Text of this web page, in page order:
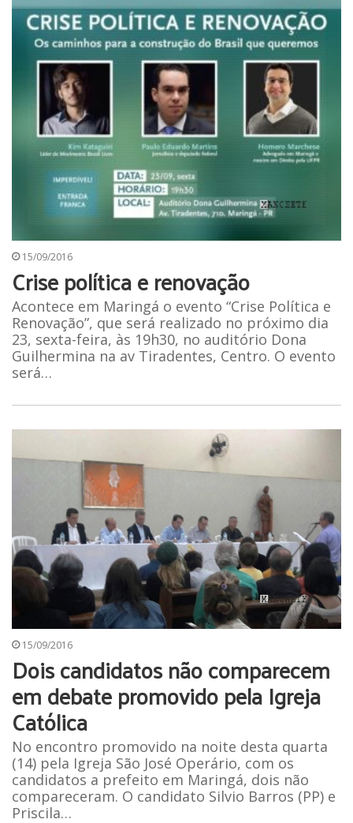
15/09/2016
Crise política e renovação
Acontece em Maringá o evento “Crise Política e
Renovação”, que será realizado no próximo dia
23, sexta-feira, às 19h30, no auditório Dona
Guilhermina na av Tiradentes, Centro. O evento
será…
15/09/2016
Dois candidatos não comparecem
em debate promovido pela Igreja
Católica
No encontro promovido na noite desta quarta
(14) pela Igreja São José Operário, com os
candidatos a prefeito em Maringá, dois não
compareceram. O candidato Silvio Barros (PP) e
Priscila…